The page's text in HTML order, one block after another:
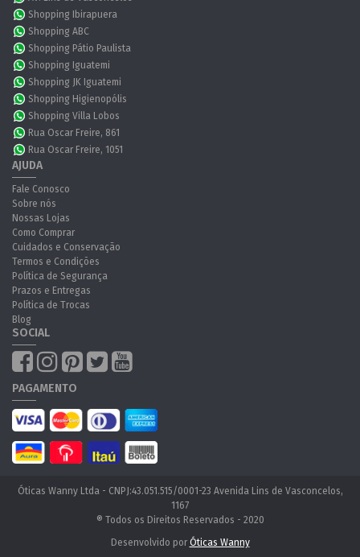
Shopping Ibirapuera
Shopping ABC
Shopping Pátio Paulista
Shopping Iguatemi
Shopping JK Iguatemi
Shopping Higienopólis
Shopping Villa Lobos
Rua Oscar Freire, 861
Rua Oscar Freire, 1051
AJUDA
Fale Conosco
Sobre nós
Nossas Lojas
Como Comprar
Cuidados e Conservação
Termos e Condições
Política de Segurança
Prazos e Entregas
Política de Trocas
Blog
SOCIAL
PAGAMENTO
Óticas Wanny Ltda - CNPJ:43.051.515/0001-23 Avenida Lins de Vasconcelos,
1167
® Todos os Direitos Reservados - 2020
Desenvolvido por Óticas Wanny